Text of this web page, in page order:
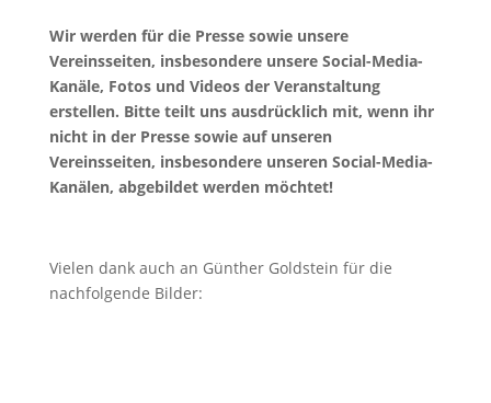
Wir werden für die Presse sowie unsere
Vereinsseiten, insbesondere unsere Social-Media-
Kanäle, Fotos und Videos der Veranstaltung
erstellen. Bitte teilt uns ausdrücklich mit, wenn ihr
nicht in der Presse sowie auf unseren
Vereinsseiten, insbesondere unseren Social-Media-
Kanälen, abgebildet werden möchtet!
Vielen dank auch an Günther Goldstein für die
nachfolgende Bilder: